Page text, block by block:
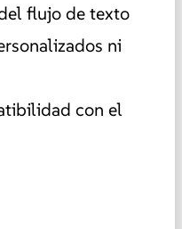
flujo de texto
ni
con el